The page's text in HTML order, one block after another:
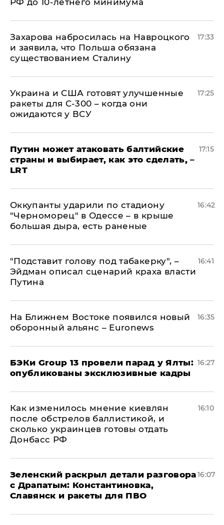
РФ до 10-летнего минимума
​Захарова набросилась на Навроцкого
и заявила, что Польша обязана
существованием Сталину
17:33
Украина и США готовят улучшенные
ракеты для С-300 – когда они
ожидаются у ВСУ
17:25
Путин может атаковать балтийские
страны и выбирает, как это сделать, –
LRT
17:15
Оккупанты ударили по стадиону
"Черноморец" в Одессе – в крыше
большая дыра, есть раненые
16:42
​"Подставит голову под табакерку", –
Эйдман описал сценарий краха власти
Путина
16:41
На Ближнем Востоке появился новый
оборонный альянс – Euronews
16:35
​БЭКи Group 13 провели парад у Ялты:
опубликованы эксклюзивные кадры
16:27
Как изменилось мнение киевлян
после обстрелов баллистикой, и
сколько украинцев готовы отдать
Донбасс РФ
16:10
​Зеленский раскрыл детали разговора
с Драпатым: Константиновка,
Славянск и ракеты для ПВО
16:07